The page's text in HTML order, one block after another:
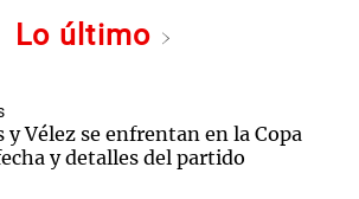
Lo último
y Vélez se enfrentan en la Copa
y detalles del partido